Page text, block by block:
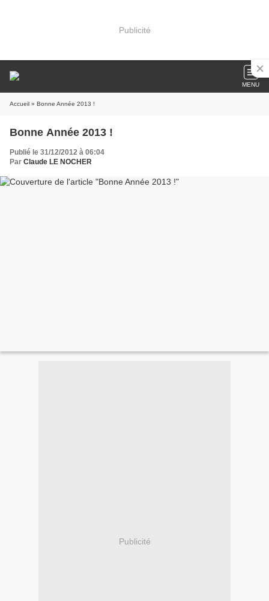
Publicité
MENU
Accueil » Bonne Année 2013 !
Bonne Année 2013 !
Publié le 31/12/2012 à 06:04
Par Claude LE NOCHER
Publicité